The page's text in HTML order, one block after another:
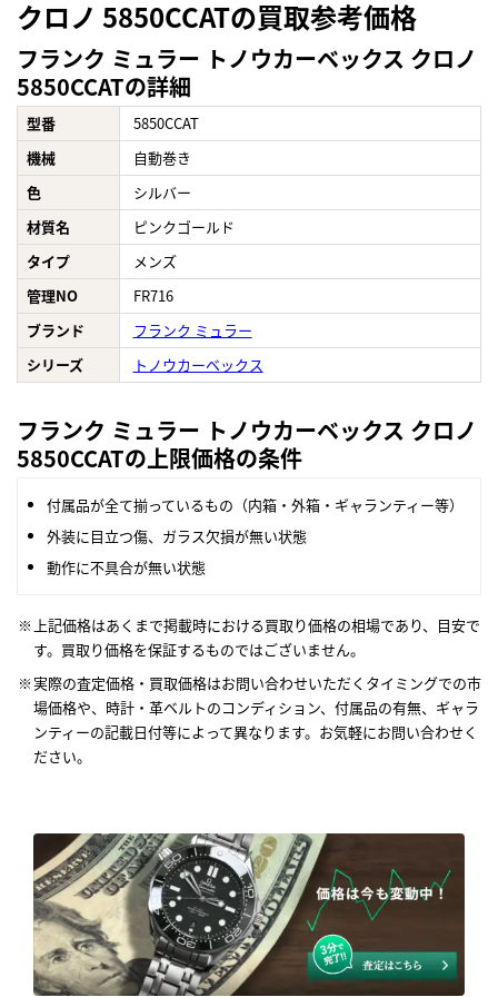
クロノ 5850CCATの買取参考価格
フランク ミュラー トノウカーベックス クロノ
5850CCATの詳細
型番
5850CCAT
機械
自動巻き
色
シルバー
材質名
ピンクゴールド
タイプ
メンズ
管理NO
FR716
ブランド
フランク ミュラー
シリーズ
トノウカーベックス
フランク ミュラー トノウカーベックス クロノ
5850CCATの上限価格の条件
付属品が全て揃っているもの（内箱・外箱・ギャランティー等）
外装に目立つ傷、ガラス欠損が無い状態
動作に不具合が無い状態
上記価格はあくまで掲載時における買取り価格の相場であり、目安で
す。買取り価格を保証するものではございません。
実際の査定価格・買取価格はお問い合わせいただくタイミングでの市
場価格や、時計・革ベルトのコンディション、付属品の有無、ギャラ
ンティーの記載日付等によって異なります。お気軽にお問い合わせく
ださい。